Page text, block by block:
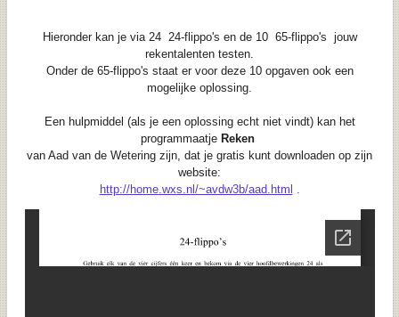
Hieronder kan je via 24 24-flippo's en de 10 65-flippo's jouw
rekentalenten testen.
Onder de 65-flippo's staat er voor deze 10 opgaven ook een
mogelijke oplossing.
Een hulpmiddel (als je een oplossing echt niet vindt) kan het
programmaatje Reken
van Aad van de Wetering zijn, dat je gratis kunt downloaden op zijn
website:
http://home.wxs.nl/~avdw3b/aad.html .